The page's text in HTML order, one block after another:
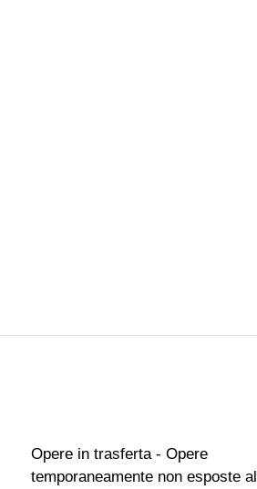
Opere in trasferta - Opere
temporaneamente non esposte al